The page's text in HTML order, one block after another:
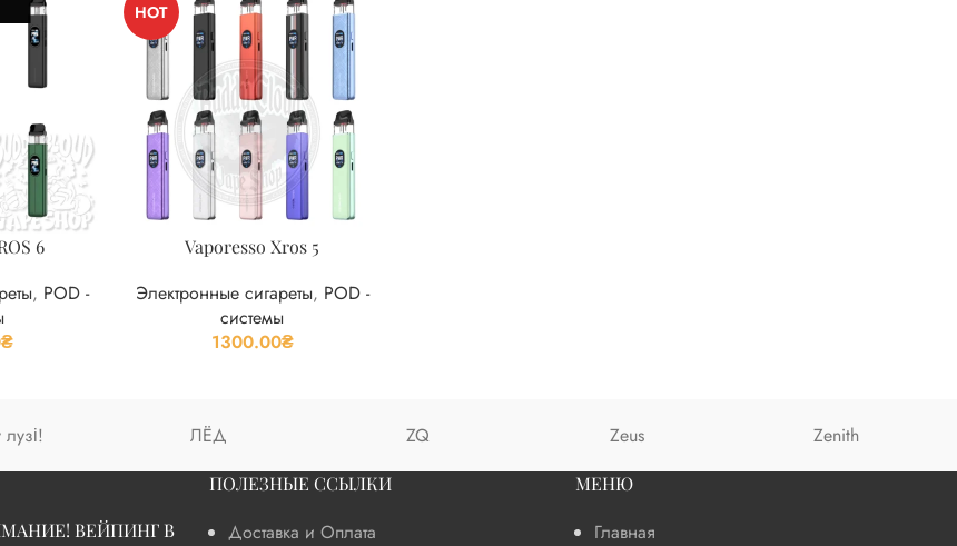
6
, POD -
₴
HOT
Vaporesso Xros 5
Электронные сигареты, POD -
системы
1300.00₴
ЛЁД ZQ Zeus Zenith
ВЕЙПИНГ В
ПОЛЕЗНЫЕ ССЫЛКИ
Доставка и Оплата
МЕНЮ
Главная